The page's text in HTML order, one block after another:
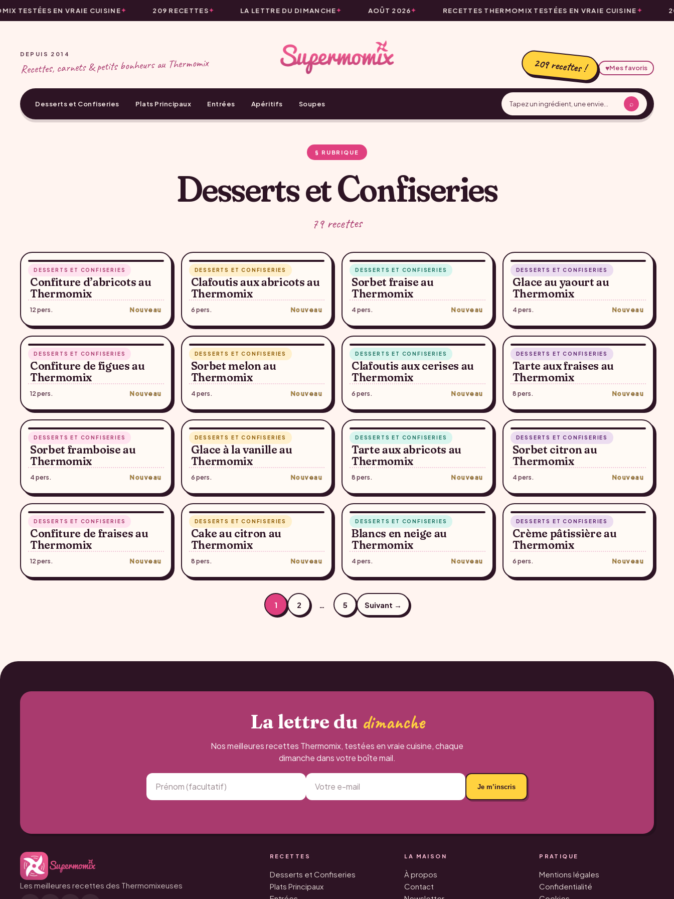
TESTÉES EN VRAIE CUISINE 209 RECETTES LA LETTRE DU DIMANCHE AOÛT 2026 RECETTES THERMOMIX TESTÉES EN VRAIE CUISINE
DEPUIS 2014
Recettes, carnets & petits bonheurs au Thermomix 209 recettes ! ♥Mes favoris
Desserts et Confiseries Plats Principaux Entrées Apéritifs Soupes ⌕
§ RUBRIQUE
Desserts et Confiseries
79 recettes
DESSERTS ET CONFISERIES
Confiture d’abricots au
Thermomix
12 pers. Nouveau
DESSERTS ET CONFISERIES
Clafoutis aux abricots au
Thermomix
6 pers. Nouveau
DESSERTS ET CONFISERIES
Sorbet fraise au
Thermomix
4 pers. Nouveau
DESSERTS ET CONFISERIES
Glace au yaourt au
Thermomix
4 pers. Nouveau
DESSERTS ET CONFISERIES
Confiture de figues au
Thermomix
12 pers. Nouveau
DESSERTS ET CONFISERIES
Sorbet melon au
Thermomix
4 pers. Nouveau
DESSERTS ET CONFISERIES
Clafoutis aux cerises au
Thermomix
6 pers. Nouveau
DESSERTS ET CONFISERIES
Tarte aux fraises au
Thermomix
8 pers. Nouveau
DESSERTS ET CONFISERIES
Sorbet framboise au
Thermomix
4 pers. Nouveau
DESSERTS ET CONFISERIES
Glace à la vanille au
Thermomix
6 pers. Nouveau
DESSERTS ET CONFISERIES
Tarte aux abricots au
Thermomix
8 pers. Nouveau
DESSERTS ET CONFISERIES
Sorbet citron au
Thermomix
4 pers. Nouveau
DESSERTS ET CONFISERIES
Confiture de fraises au
Thermomix
12 pers. Nouveau
DESSERTS ET CONFISERIES
Cake au citron au
Thermomix
8 pers. Nouveau
DESSERTS ET CONFISERIES
Blancs en neige au
Thermomix
4 pers. Nouveau
DESSERTS ET CONFISERIES
Crème pâtissière au
Thermomix
6 pers. Nouveau
1 2 5 Suivant →
La lettre du dimanche
Nos meilleures recettes Thermomix, testées en vraie cuisine, chaque
dimanche dans votre boîte mail.
Je m’inscris
Les meilleures recettes des Thermomixeuses
RECETTES
Desserts et Confiseries
Plats Principaux
LA MAISON
À propos
Contact
PRATIQUE
Mentions légales
Confidentialité